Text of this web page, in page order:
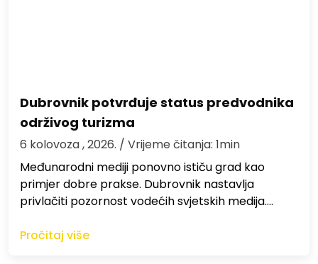
Dubrovnik potvrđuje status predvodnika
održivog turizma
6 kolovoza , 2026. / Vrijeme čitanja: 1min
Međunarodni mediji ponovno ističu grad kao
primjer dobre prakse. Dubrovnik nastavlja
privlačiti pozornost vodećih svjetskih medija.…
Pročitaj više